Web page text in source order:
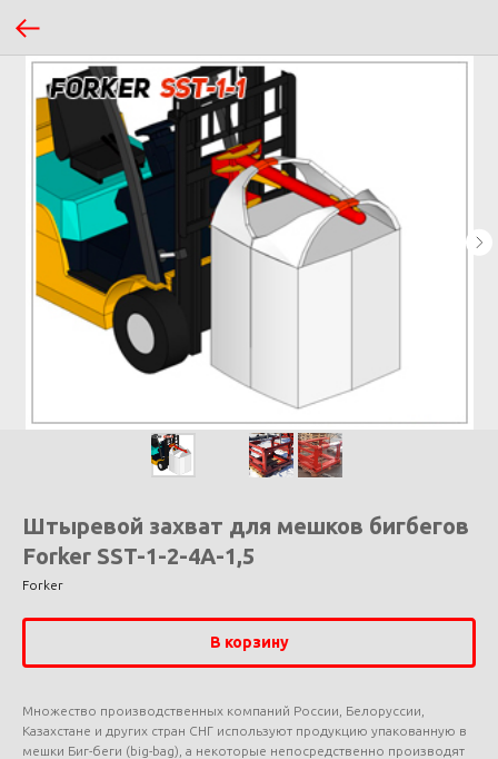
Штыревой захват для мешков бигбегов
Forker SST-1-2-4А-1,5
Forker
В корзину
Множество производственных компаний России, Белоруссии,
Казахстане и других стран СНГ используют продукцию упакованную в
мешки Биг-беги (big-bag), а некоторые непосредственно производят